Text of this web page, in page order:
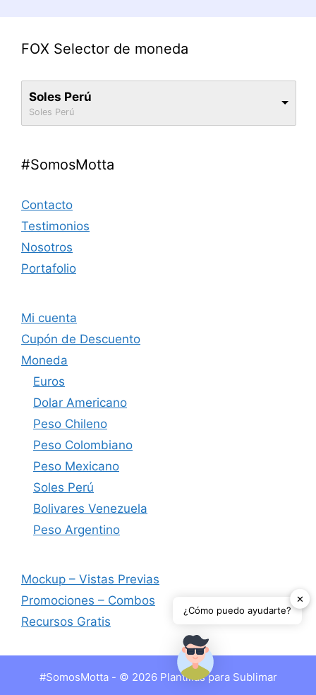
FOX Selector de moneda
Soles Perú
Soles Perú
#SomosMotta
Contacto
Testimonios
Nosotros
Portafolio
Mi cuenta
Cupón de Descuento
Moneda
Euros
Dolar Americano
Peso Chileno
Peso Colombiano
Peso Mexicano
Soles Perú
Bolivares Venezuela
Peso Argentino
Mockup – Vistas Previas
Promociones – Combos
Recursos Gratis
#SomosMotta - © 2026 Plantillas para Sublimar
✕
¿Cómo puedo ayudarte?